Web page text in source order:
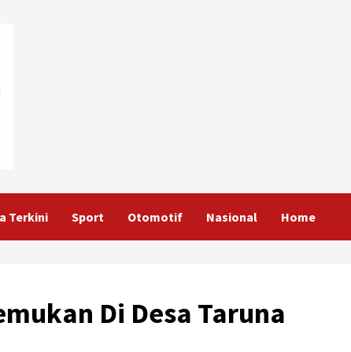
Terkini Sport Otomotif Nasional Home
Di Desa Taruna